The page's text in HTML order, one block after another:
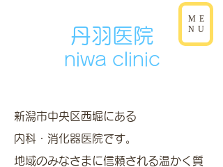
丹羽医院
niwa clinic
ME
NU
新潟市中央区西堀にある
内科・消化器医院です。
地域のみなさまに信頼される温かく質